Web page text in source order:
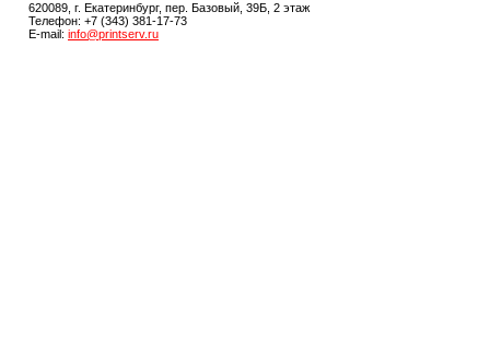
620089, г. Екатеринбург, пер. Базовый, 39Б, 2 этаж
Телефон: +7 (343) 381-17-73
E-mail: info@printserv.ru